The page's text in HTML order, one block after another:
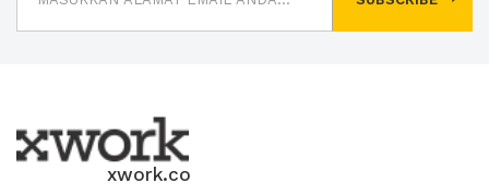
xwork.co